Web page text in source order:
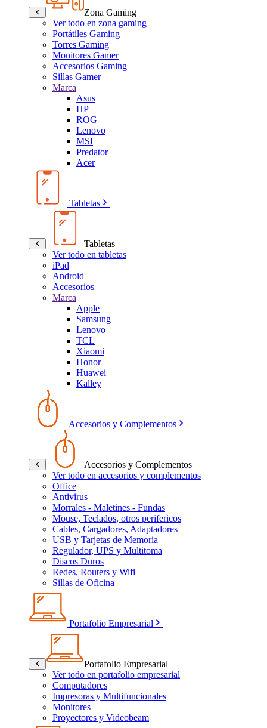
Zona Gaming
Ver todo en zona gaming
Portátiles Gaming
Torres Gaming
Monitores Gamer
Accesorios Gaming
Sillas Gamer
Marca
Asus
HP
ROG
Lenovo
MSI
Predator
Acer
Tabletas
Tabletas
Ver todo en tabletas
iPad
Android
Accesorios
Marca
Apple
Samsung
Lenovo
TCL
Xiaomi
Honor
Huawei
Kalley
Accesorios y Complementos
Accesorios y Complementos
Ver todo en accesorios y complementos
Office
Antivirus
Morrales - Maletines - Fundas
Mouse, Teclados, otros perifericos
Cables, Cargadores, Adaptadores
USB y Tarjetas de Memoria
Regulador, UPS y Multitoma
Discos Duros
Redes, Routers y Wifi
Sillas de Oficina
Portafolio Empresarial
Portafolio Empresarial
Ver todo en portafolio empresarial
Computadores
Impresoras y Multifuncionales
Monitores
Proyectores y Videobeam